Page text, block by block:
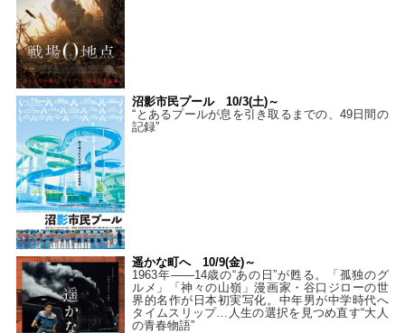
沼影市民プール 10/3(土)～
“とあるプールが息を引き取るまでの、49日間の
記録”
遥かな町へ 10/9(金)～
1963年――14歳の“あの日”が甦る。「孤独のグ
ルメ」「神々の山嶺」漫画家・谷口ジローの世
界的名作が日本初実写化。中年男が中学時代へ
タイムスリップ…人生の選択を見つめ直す“大人
の青春物語”